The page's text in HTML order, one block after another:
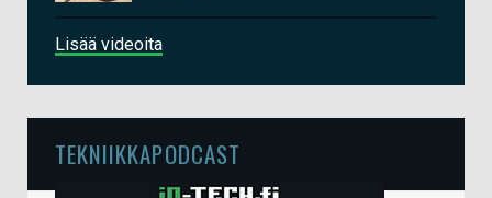
Lisää videoita
TEKNIIKKAPODCAST